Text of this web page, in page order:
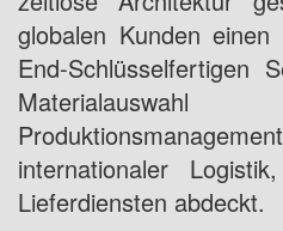
globalen Kunden
End-Schlüsselfertigen
internationaler
Lieferdiensten abdeckt.